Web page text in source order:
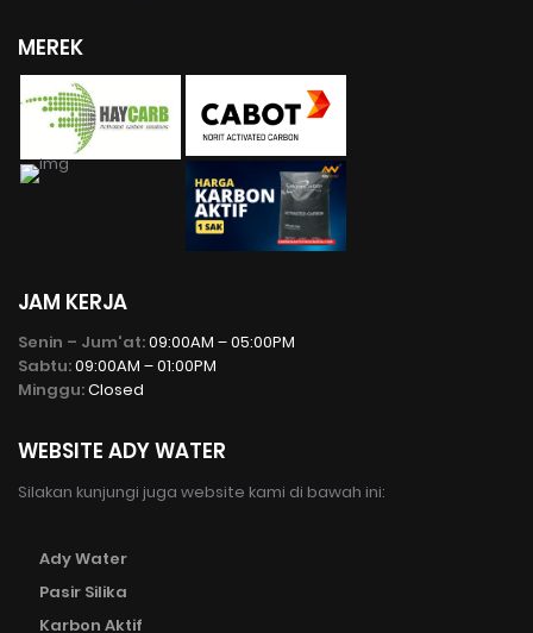
MEREK
JAM KERJA
Senin – Jum'at:09:00AM – 05:00PM
Sabtu:09:00AM – 01:00PM
Minggu:Closed
WEBSITE ADY WATER
Silakan kunjungi juga website kami di bawah ini:
Ady Water
Pasir Silika
Karbon Aktif